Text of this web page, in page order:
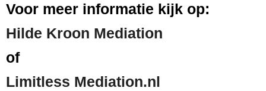
Voor meer informatie kijk op:
Hilde Kroon Mediation
of
Limitless Mediation.nl